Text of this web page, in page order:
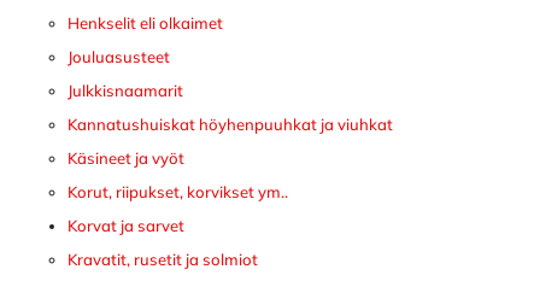
Henkselit eli olkaimet
Jouluasusteet
Julkkisnaamarit
Kannatushuiskat höyhenpuuhkat ja viuhkat
Käsineet ja vyöt
Korut, riipukset, korvikset ym..
Korvat ja sarvet
Kravatit, rusetit ja solmiot